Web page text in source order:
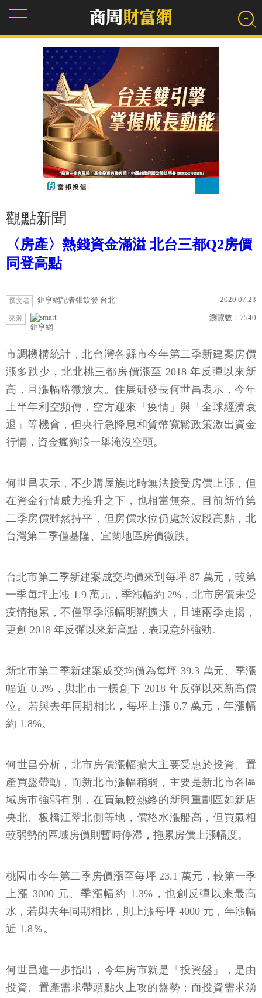
觀點新聞
〈房產〉熱錢資金滿溢 北台三都Q2房價
同登高點
撰文者 鉅亨網記者張欽發 台北 2020.07.23
來源
鉅亨網
瀏覽數： 7540
市調機構統計，北台灣各縣市今年第二季新建案房價
漲多跌少，北北桃三都房價漲至 2018 年反彈以來新
高，且漲幅略微放大。住展研發長何世昌表示，今年
上半年利空頻傳，空方迎來「疫情」與「全球經濟衰
退」等機會，但央行急降息和貨幣寬鬆政策激出資金
行情，資金瘋狗浪一舉淹沒空頭。
何世昌表示，不少購屋族此時無法接受房價上漲，但
在資金行情威力推升之下，也相當無奈。目前新竹第
二季房價雖然持平，但房價水位仍處於波段高點，北
台灣第二季僅基隆、宜蘭地區房價微跌。
台北市第二季新建案成交均價來到每坪 87 萬元，較第
一季每坪上漲 1.9 萬元，季漲幅約 2%，北市房價未受
疫情拖累，不僅單季漲幅明顯擴大，且連兩季走揚，
更創 2018 年反彈以來新高點，表現意外強勁。
新北市第二季新建案成交均價為每坪 39.3 萬元、季漲
幅近 0.3%，與北市一樣創下 2018 年反彈以來新高價
位。若與去年同期相比，每坪上漲 0.7 萬元，年漲幅
約 1.8%。
何世昌分析，北市房價漲幅擴大主要受惠於投資、置
產買盤帶動，而新北市漲幅稍弱，主要是新北市各區
域房市強弱有別，在買氣較熱絡的新興重劃區如新店
央北、板橋江翠北側等地，價格水漲船高，但買氣相
較弱勢的區域房價則暫時停滯，拖累房價上漲幅度。
桃園市今年第二季房價漲至每坪 23.1 萬元，較第一季
上漲 3000 元、季漲幅約 1.3%，也創反彈以來最高
水，若與去年同期相比，則上漲每坪 4000 元，年漲幅
近 1.8％。
何世昌進一步指出，今年房市就是「投資盤」，是由
投資、置產需求帶頭點火上攻的盤勢；而投資需求湧